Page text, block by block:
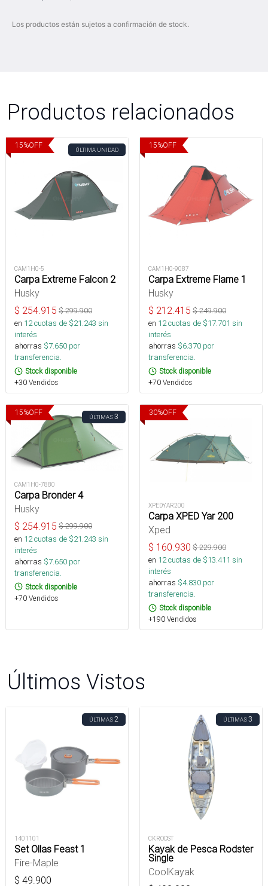
Los productos están sujetos a confirmación de stock.
Productos relacionados
15%OFF
ÚLTIMA UNIDAD
CAM1H0-5
Carpa Extreme Falcon 2
Husky
$ 254.915 $299.900
en 12cuotas de $21.243 sin
interés
ahorras $7.650 por
transferencia.
Stock disponible
+30 Vendidos
15%OFF
CAM1H0-9087
Carpa Extreme Flame 1
Husky
$ 212.415 $249.900
en 12cuotas de $17.701 sin
interés
ahorras $6.370 por
transferencia.
Stock disponible
+70 Vendidos
15%OFF
ÚLTIMAS3
CAM1H0-7880
Carpa Bronder 4
Husky
$ 254.915 $299.900
en 12cuotas de $21.243 sin
interés
ahorras $7.650 por
transferencia.
Stock disponible
+70 Vendidos
30%OFF
XPEDYAR200
Carpa XPED Yar 200
Xped
$ 160.930 $229.900
en 12cuotas de $13.411 sin
interés
ahorras $4.830 por
transferencia.
Stock disponible
+190 Vendidos
Últimos Vistos
ÚLTIMAS2
1401101
Set Ollas Feast 1
Fire-Maple
$ 49.900
ÚLTIMAS3
CKRODST
Kayak de Pesca Rodster
Single
CoolKayak